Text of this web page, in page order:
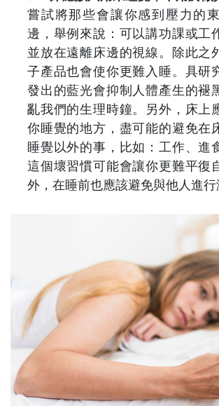
嘗試將那些會讓你感到壓力的
邊，舉例來說：可以講功課或工
並放在遠離床邊的視線。除此之
子產品也會使你更難入睡。具研
發出的藍光會抑制人體產生的褪
亂我們的生理時鐘。另外，床上
你睡覺的地方，盡可能的避免在
睡覺以外的事，比如：工作、進
這個壞習慣可能會讓你更難平復
外，在睡前也應該避免與他人進行